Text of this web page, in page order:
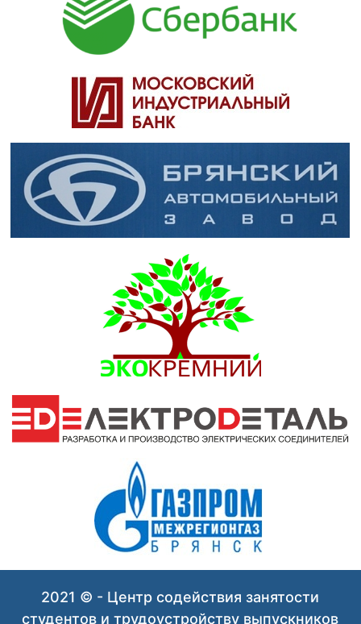
2021 © - Центр содействия занятости
студентов и трудоустройству выпускников